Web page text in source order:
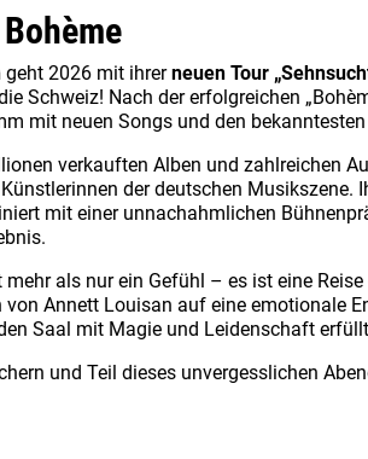
geht 2026 mit ihrerneuen Tour
Schweiz! Nach der erfolgreichen
mit neuen Songs und den
verkauften Alben und zahlreichen
der deutschen Musikszene.
mit einer unnachahmlichen
mehr als nur ein Gefühl – es ist eine
von Annett Louisan auf eine emotionale
Saal mit Magie und Leidenschaft
und Teil dieses unvergesslichen